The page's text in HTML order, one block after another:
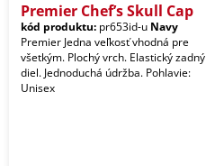
Premier Chef’s Skull Cap
kód produktu: pr653id-u Navy
Premier Jedna veľkosť vhodná pre
všetkým. Plochý vrch. Elastický zadný
diel. Jednoduchá údržba. Pohlavie:
Unisex